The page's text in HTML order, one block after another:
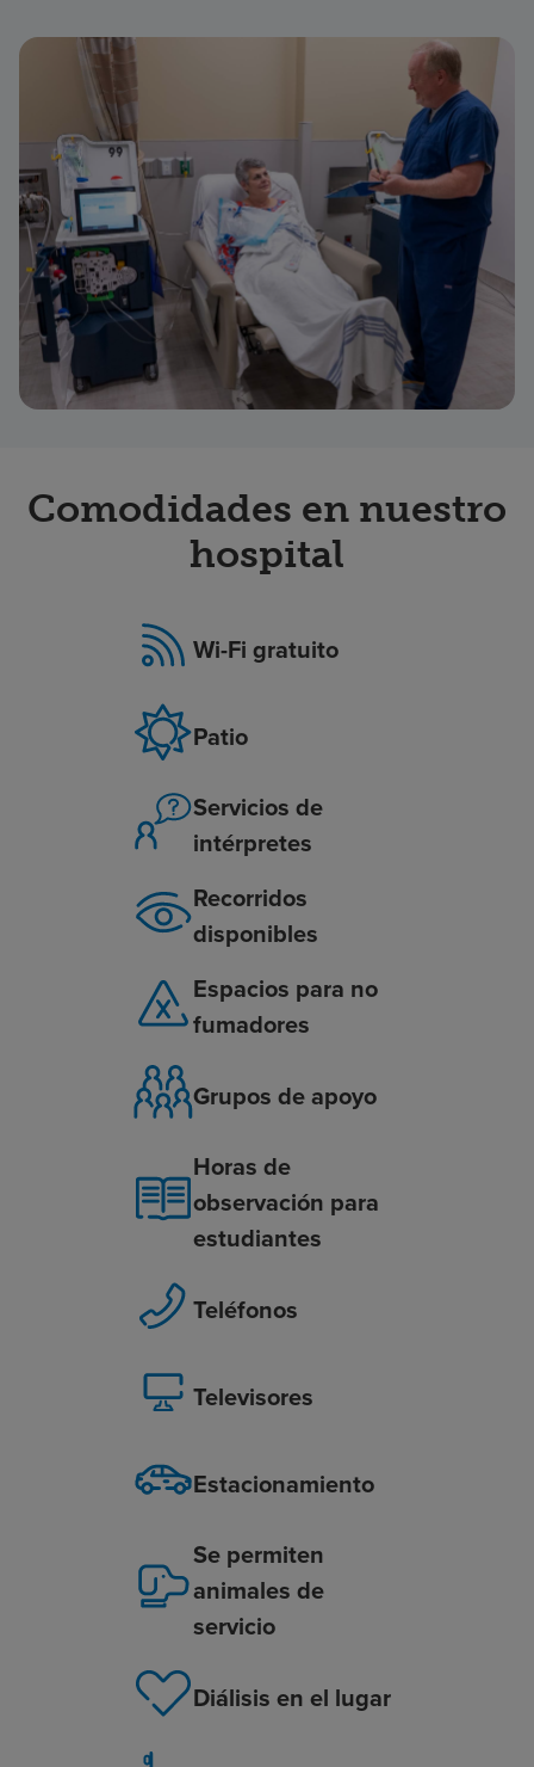
Comodidades en nuestro
hospital
Wi-Fi gratuito
Patio
Servicios de
intérpretes
Recorridos
disponibles
Espacios para no
fumadores
Grupos de apoyo
Horas de
observación para
estudiantes
Teléfonos
Televisores
Estacionamiento
Se permiten
animales de
servicio
Diálisis en el lugar